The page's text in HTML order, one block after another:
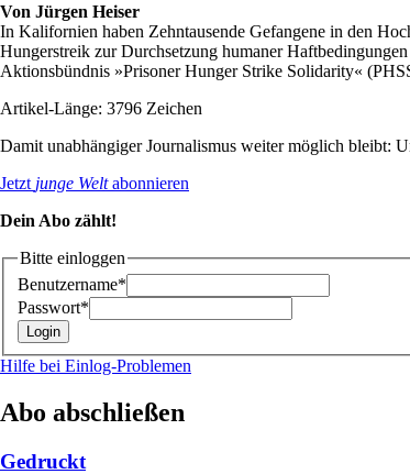
Von Jürgen Heiser
In Kalifornien haben Zehntausende Gefangene in den
Hungerstreik zur Durchsetzung humaner
Aktionsbündnis »Prisoner Hunger Strike Solidarity«
Artikel-Länge: 3796 Zeichen
Damit unabhängiger Journalismus weiter möglich bleibt:
Jetzt junge Weltabonnieren
Dein Abo zählt!
Bitte einloggen
Benutzername*
Passwort*
Hilfe bei Einlog-Problemen
Abo abschließen
Gedruckt